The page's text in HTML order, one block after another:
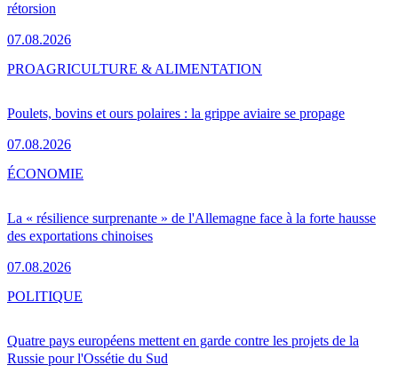
rétorsion
07.08.2026
Poulets, bovins et ours polaires : la grippe aviaire se propage
07.08.2026
PROAGRICULTURE & ALIMENTATION
La « résilience surprenante » de l'Allemagne face à la forte hausse
des exportations chinoises
07.08.2026
ÉCONOMIE
Quatre pays européens mettent en garde contre les projets de la
Russie pour l'Ossétie du Sud
POLITIQUE